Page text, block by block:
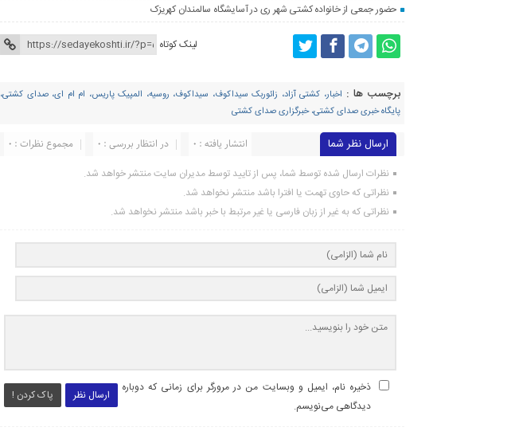
حضور جمعی از خانواده کشتی شهر ری در آسایشگاه سالمندان کهریزک
لینک کوتاه
برچسب ها : اخبار، کشتی آزاد، زائوربک سیداکوف، سیداکوف، روسیه، المپیک پاریس، ام ام ای، صدای کشتی،
پایگاه خبری صدای کشتی، خبرگزاری صدای کشتی
ارسال نظر شما مجموع نظرات : 0 در انتظار بررسی : 0 انتشار یافته : ۰
نظرات ارسال شده توسط شما، پس از تایید توسط مدیران سایت منتشر خواهد شد.
نظراتی که حاوی تهمت یا افترا باشد منتشر نخواهد شد.
نظراتی که به غیر از زبان فارسی یا غیر مرتبط با خبر باشد منتشر نخواهد شد.
ارسال نظر پاک کردن !
ذخیره نام، ایمیل و وبسایت من در مرورگر برای زمانی که دوباره
دیدگاهی می‌نویسم.